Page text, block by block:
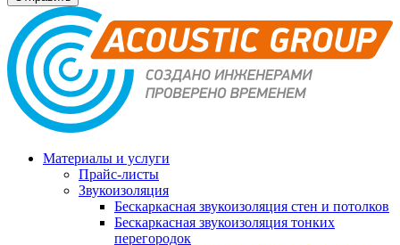
Материалы и услуги
Прайс-листы
Звукоизоляция
Бескаркасная звукоизоляция стен и потолков
Бескаркасная звукоизоляция тонких
перегородок